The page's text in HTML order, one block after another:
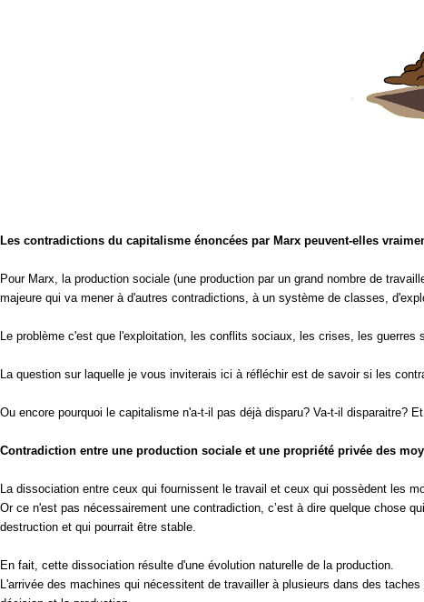
Les contradictions du capitalisme énoncées par Marx peuvent-elles
Pour Marx, la production sociale (une production par un grand nombre de
majeure qui va mener à d'autres contradictions, à un système de classes,
Le problème c'est que l'exploitation, les conflits sociaux, les crises, les
La question sur laquelle je vous inviterais ici à réfléchir est de savoir si les
Ou encore pourquoi le capitalisme n'a-t-il pas déjà disparu? Va-t-il disparaitre?
Contradiction entre une production sociale et une propriété privée des
La dissociation entre ceux qui fournissent le travail et ceux qui possèdent les
Or ce n'est pas nécessairement une contradiction, c’est à dire quelque chose
destruction et qui pourrait être stable.
En fait, cette dissociation résulte d'une évolution naturelle de la production.
L'arrivée des machines qui nécessitent de travailler à plusieurs dans des